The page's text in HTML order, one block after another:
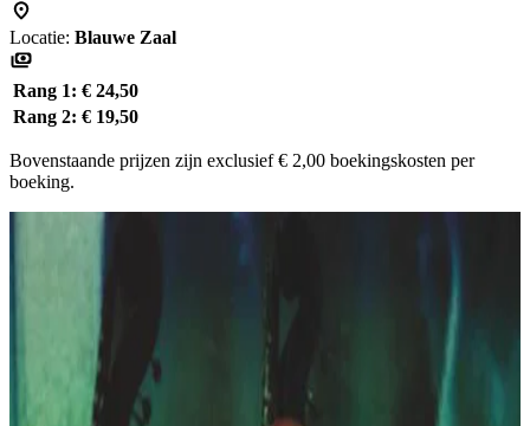
Locatie: Blauwe Zaal
Rang 1: € 24,50
Rang 2: € 19,50
Bovenstaande prijzen zijn exclusief € 2,00 boekingskosten per
boeking.